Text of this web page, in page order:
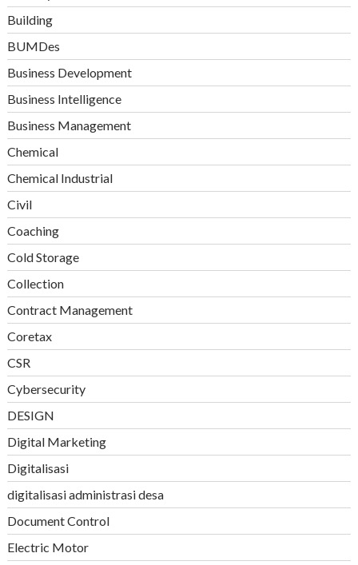
Building
BUMDes
Business Development
Business Intelligence
Business Management
Chemical
Chemical Industrial
Civil
Coaching
Cold Storage
Collection
Contract Management
Coretax
CSR
Cybersecurity
DESIGN
Digital Marketing
Digitalisasi
digitalisasi administrasi desa
Document Control
Electric Motor